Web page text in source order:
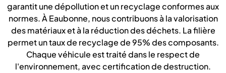
garantit une dépollution et un recyclage conformes aux
normes. À Eaubonne, nous contribuons à la valorisation
des matériaux et à la réduction des déchets. La filière
permet un taux de recyclage de 95% des composants.
Chaque véhicule est traité dans le respect de
l'environnement, avec certification de destruction.